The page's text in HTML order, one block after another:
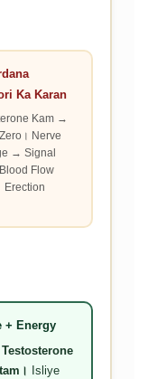
Ka Karan
Kam →
Nerve
→ Signal
Flow
Erection
+ Energy
Testosterone
Isliye